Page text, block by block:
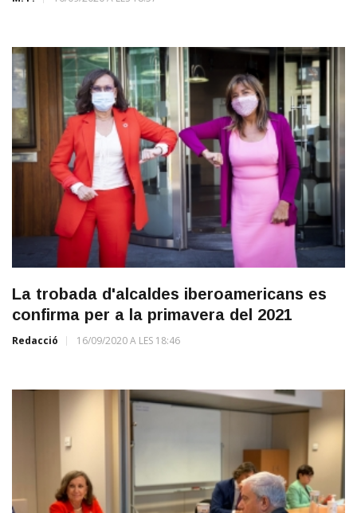
La trobada d'alcaldes iberoamericans es
confirma per a la primavera del 2021
Redacció 16/09/2020 A LES 18:46